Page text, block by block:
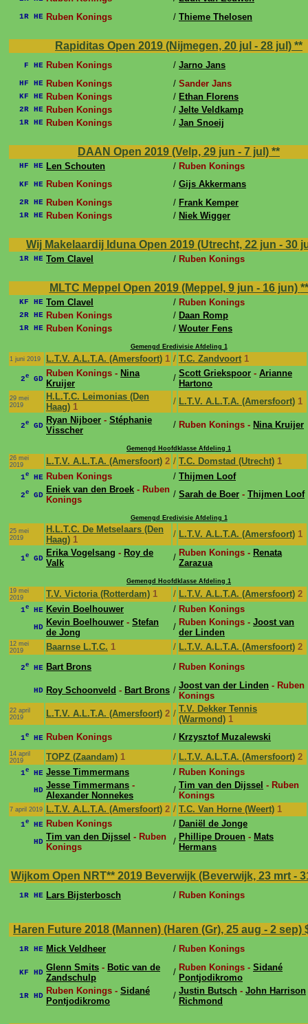
1R HE Ruben Konings / Thieme Thelosen
Rapiditas Open 2019 (Nijmegen, 20 jul - 28 jul) **
F HE Ruben Konings / Jarno Jans
HF HE Ruben Konings / Sander Jans
KF HE Ruben Konings / Ethan Florens
2R HE Ruben Konings / Jelte Veldkamp
1R HE Ruben Konings / Jan Snoeij
DAAN Open 2019 (Velp, 29 jun - 7 jul) **
HF HE Len Schouten / Ruben Konings
KF HE Ruben Konings / Gijs Akkermans
2R HE Ruben Konings / Frank Kemper
1R HE Ruben Konings / Niek Wigger
Wij Makelaardij Iduna Open 2019 (Utrecht, 22 jun - 30
1R HE Tom Clavel / Ruben Konings
MLTC Meppel Open 2019 (Meppel, 9 jun - 16 jun) **
KF HE Tom Clavel / Ruben Konings
2R HE Ruben Konings / Daan Romp
1R HE Ruben Konings / Wouter Fens
Gemengd Eredivisie Afdeling 1
1 juni 2019
L.T.V. A.L.T.A. (Amersfoort) 1 / T.C. Zandvoort 1
2e GD
Ruben Konings - Nina
Kruijer
/ Scott Griekspoor - Arianne
Hartono
29 mei
2019
H.L.T.C. Leimonias (Den
Haag) 1
/ L.T.V. A.L.T.A. (Amersfoort) 1
2e GD
Ryan Nijboer - Stéphanie
Visscher
/ Ruben Konings - Nina Kruijer
Gemengd Hoofdklasse Afdeling 1
26 mei
2019
L.T.V. A.L.T.A. (Amersfoort) 2 / T.C. Domstad (Utrecht) 1
1e HE Ruben Konings / Thijmen Loof
2e GD
Eniek van den Broek - Ruben
Konings
/ Sarah de Boer - Thijmen Loof
Gemengd Eredivisie Afdeling 1
25 mei
2019
H.L.T.C. De Metselaars (Den
Haag) 1
/ L.T.V. A.L.T.A. (Amersfoort) 1
1e GD
Erika Vogelsang - Roy de
Valk
/ Ruben Konings - Renata
Zarazua
Gemengd Hoofdklasse Afdeling 1
19 mei
2019
T.V. Victoria (Rotterdam) 1 / L.T.V. A.L.T.A. (Amersfoort) 2
1e HE Kevin Boelhouwer / Ruben Konings
HD Kevin Boelhouwer - Stefan
de Jong
/ Ruben Konings - Joost van
der Linden
12 mei
2019
Baarnse L.T.C. 1 / L.T.V. A.L.T.A. (Amersfoort) 2
2e HE Bart Brons / Ruben Konings
HD Roy Schoonveld - Bart Brons / Joost van der Linden - Ruben
Konings
22 april
2019
L.T.V. A.L.T.A. (Amersfoort) 2 / T.V. Dekker Tennis
(Warmond) 1
1e HE Ruben Konings / Krzysztof Muzalewski
14 april
2019
TOPZ (Zaandam) 1 / L.T.V. A.L.T.A. (Amersfoort) 2
1e HE Jesse Timmermans / Ruben Konings
HD Jesse Timmermans -
Alexander Nonnekes
/ Tim van den Dijssel - Ruben
Konings
7 april 2019 L.T.V. A.L.T.A. (Amersfoort) 2 / T.C. Van Horne (Weert) 1
1e HE Ruben Konings / Daniël de Jonge
HD Tim van den Dijssel - Ruben
Konings
/ Phillipe Drouen - Mats
Hermans
Wijkom Open NRT** 2019 Beverwijk (Beverwijk, 23 mrt -
1R HE Lars Bijsterbosch / Ruben Konings
Haren Future 2018 (Mannen) (Haren (Gr), 25 aug - 2 sep)
1R HE Mick Veldheer / Ruben Konings
KF HD Glenn Smits - Botic van de
Zandschulp
/ Ruben Konings - Sidané
Pontjodikromo
1R HD Ruben Konings - Sidané
Pontjodikromo
/ Justin Butsch - John Harrison
Richmond